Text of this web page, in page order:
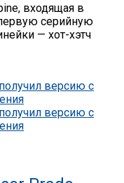
входящая в
серийную
— хот-хэтч